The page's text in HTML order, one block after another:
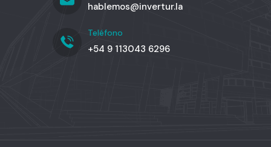
hablemos@invertur.la
Teléfono
+54 9 113043 6296